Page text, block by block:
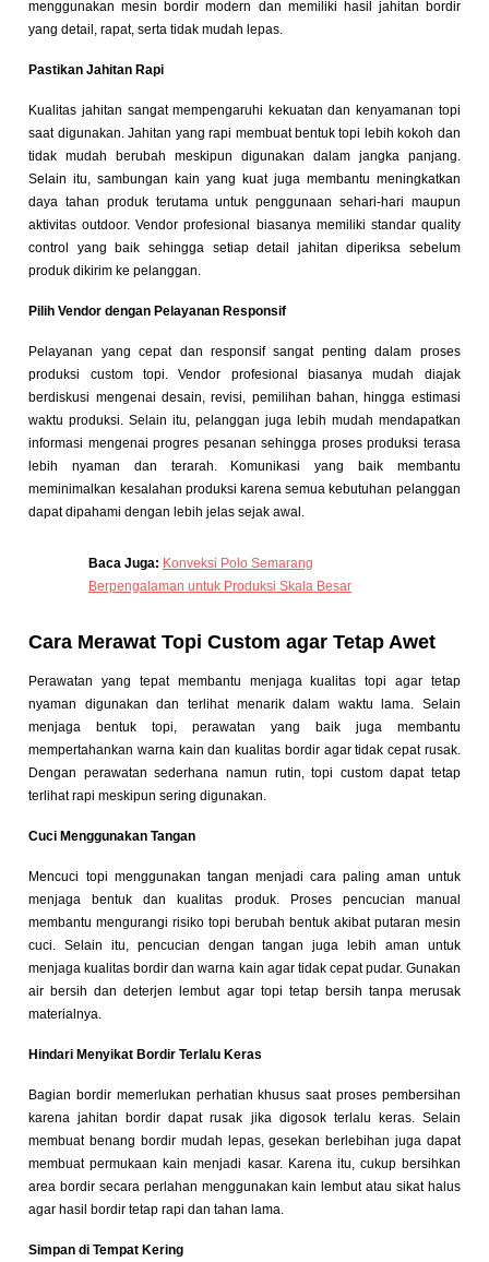
menggunakan mesin bordir modern dan memiliki hasil jahitan bordir
yang detail, rapat, serta tidak mudah lepas.
Pastikan Jahitan Rapi
Kualitas jahitan sangat mempengaruhi kekuatan dan kenyamanan topi
saat digunakan. Jahitan yang rapi membuat bentuk topi lebih kokoh dan
tidak mudah berubah meskipun digunakan dalam jangka panjang.
Selain itu, sambungan kain yang kuat juga membantu meningkatkan
daya tahan produk terutama untuk penggunaan sehari-hari maupun
aktivitas outdoor. Vendor profesional biasanya memiliki standar quality
control yang baik sehingga setiap detail jahitan diperiksa sebelum
produk dikirim ke pelanggan.
Pilih Vendor dengan Pelayanan Responsif
Pelayanan yang cepat dan responsif sangat penting dalam proses
produksi custom topi. Vendor profesional biasanya mudah diajak
berdiskusi mengenai desain, revisi, pemilihan bahan, hingga estimasi
waktu produksi. Selain itu, pelanggan juga lebih mudah mendapatkan
informasi mengenai progres pesanan sehingga proses produksi terasa
lebih nyaman dan terarah. Komunikasi yang baik membantu
meminimalkan kesalahan produksi karena semua kebutuhan pelanggan
dapat dipahami dengan lebih jelas sejak awal.
Baca Juga: Konveksi Polo Semarang
Berpengalaman untuk Produksi Skala Besar
Cara Merawat Topi Custom agar Tetap Awet
Perawatan yang tepat membantu menjaga kualitas topi agar tetap
nyaman digunakan dan terlihat menarik dalam waktu lama. Selain
menjaga bentuk topi, perawatan yang baik juga membantu
mempertahankan warna kain dan kualitas bordir agar tidak cepat rusak.
Dengan perawatan sederhana namun rutin, topi custom dapat tetap
terlihat rapi meskipun sering digunakan.
Cuci Menggunakan Tangan
Mencuci topi menggunakan tangan menjadi cara paling aman untuk
menjaga bentuk dan kualitas produk. Proses pencucian manual
membantu mengurangi risiko topi berubah bentuk akibat putaran mesin
cuci. Selain itu, pencucian dengan tangan juga lebih aman untuk
menjaga kualitas bordir dan warna kain agar tidak cepat pudar. Gunakan
air bersih dan deterjen lembut agar topi tetap bersih tanpa merusak
materialnya.
Hindari Menyikat Bordir Terlalu Keras
Bagian bordir memerlukan perhatian khusus saat proses pembersihan
karena jahitan bordir dapat rusak jika digosok terlalu keras. Selain
membuat benang bordir mudah lepas, gesekan berlebihan juga dapat
membuat permukaan kain menjadi kasar. Karena itu, cukup bersihkan
area bordir secara perlahan menggunakan kain lembut atau sikat halus
agar hasil bordir tetap rapi dan tahan lama.
Simpan di Tempat Kering